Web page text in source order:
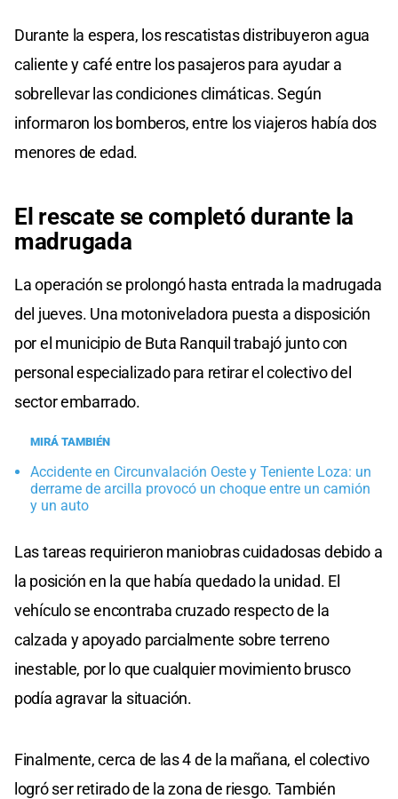
Durante la espera, los rescatistas distribuyeron agua
caliente y café entre los pasajeros para ayudar a
sobrellevar las condiciones climáticas. Según
informaron los bomberos, entre los viajeros había dos
menores de edad.
El rescate se completó durante la
madrugada
La operación se prolongó hasta entrada la madrugada
del jueves. Una motoniveladora puesta a disposición
por el municipio de Buta Ranquil trabajó junto con
personal especializado para retirar el colectivo del
sector embarrado.
MIRÁ TAMBIÉN
Accidente en Circunvalación Oeste y Teniente Loza: un
derrame de arcilla provocó un choque entre un camión
y un auto
Las tareas requirieron maniobras cuidadosas debido a
la posición en la que había quedado la unidad. El
vehículo se encontraba cruzado respecto de la
calzada y apoyado parcialmente sobre terreno
inestable, por lo que cualquier movimiento brusco
podía agravar la situación.
Finalmente, cerca de las 4 de la mañana, el colectivo
logró ser retirado de la zona de riesgo. También